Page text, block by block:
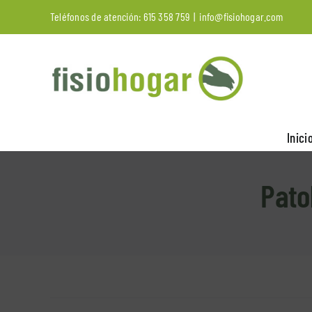
Teléfonos de atención: 615 358 759 | info@fisiohogar.com